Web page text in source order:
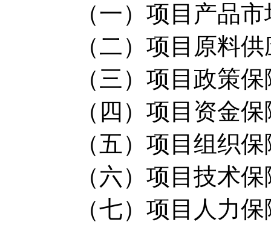
（一）项目产品市
（二）项目原料供
（三）项目政策保
（四）项目资金保
（五）项目组织保
（六）项目技术保
（七）项目人力保